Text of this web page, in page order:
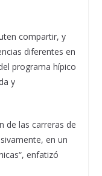
compartir, y
diferentes en
programa hípico
y
de las carreras de
en un
enfatizó